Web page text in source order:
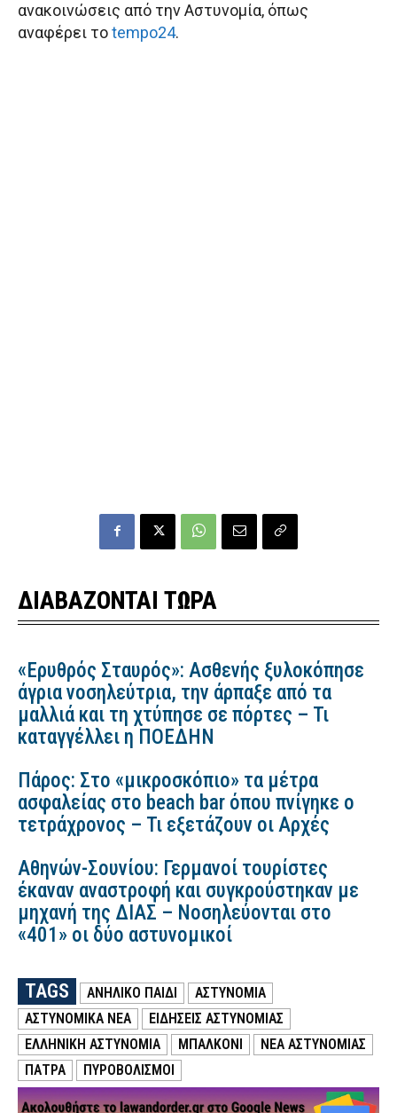
ανακοινώσεις από την Αστυνομία, όπως
αναφέρει τοtempo24.
ΔΙΑΒΑΖΟΝΤΑΙ ΤΩΡΑ
«Ερυθρός Σταυρός»: Ασθενής ξυλοκόπησε
άγρια νοσηλεύτρια, την άρπαξε από τα
μαλλιά και τη χτύπησε σε πόρτες – Τι
καταγγέλλει η ΠΟΕΔΗΝ
Πάρος: Στο «μικροσκόπιο» τα μέτρα
ασφαλείας στο beach bar όπου πνίγηκε ο
τετράχρονος – Τι εξετάζουν οι Αρχές
Αθηνών-Σουνίου: Γερμανοί τουρίστες
έκαναν αναστροφή και συγκρούστηκαν με
μηχανή της ΔΙΑΣ – Νοσηλεύονται στο
«401» οι δύο αστυνομικοί
TAGS ΑΝΗΛΙΚΟ ΠΑΙΔΙ
ΑΣΤΥΝΟΜΙΑ
ΑΣΤΥΝΟΜΙΚΑ ΝΕΑ
ΕΙΔΗΣΕΙΣ ΑΣΤΥΝΟΜΙΑΣ
ΕΛΛΗΝΙΚΗ ΑΣΤΥΝΟΜΙΑ
ΜΠΑΛΚΟΝΙ
ΝΕΑ ΑΣΤΥΝΟΜΙΑΣ
ΠΑΤΡΑ
ΠΥΡΟΒΟΛΙΣΜΟΙ